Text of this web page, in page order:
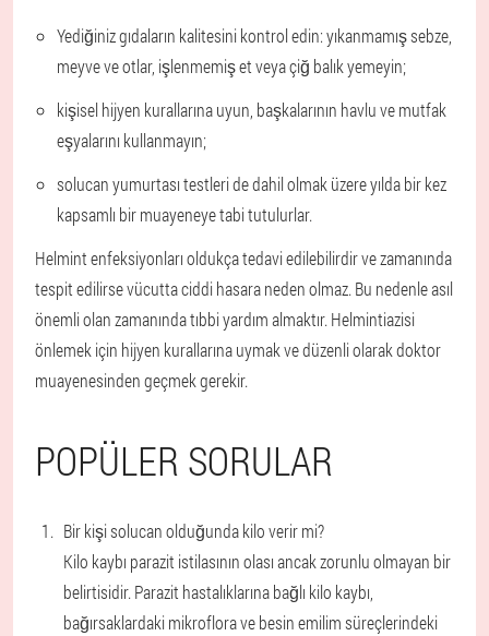
Yediğiniz gıdaların kalitesini kontrol edin: yıkanmamış sebze,
meyve ve otlar, işlenmemiş et veya çiğ balık yemeyin;
kişisel hijyen kurallarına uyun, başkalarının havlu ve mutfak
eşyalarını kullanmayın;
solucan yumurtası testleri de dahil olmak üzere yılda bir kez
kapsamlı bir muayeneye tabi tutulurlar.
Helmint enfeksiyonları oldukça tedavi edilebilirdir ve zamanında
tespit edilirse vücutta ciddi hasara neden olmaz. Bu nedenle asıl
önemli olan zamanında tıbbi yardım almaktır. Helmintiazisi
önlemek için hijyen kurallarına uymak ve düzenli olarak doktor
muayenesinden geçmek gerekir.
POPÜLER SORULAR
Bir kişi solucan olduğunda kilo verir mi?
Kilo kaybı parazit istilasının olası ancak zorunlu olmayan bir
belirtisidir. Parazit hastalıklarına bağlı kilo kaybı,
bağırsaklardaki mikroflora ve besin emilim süreçlerindeki